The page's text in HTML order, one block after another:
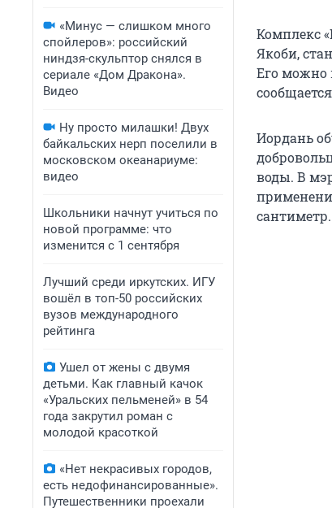
«Минус — слишком много
спойлеров»: российский
ниндзя-скульптор снялся в
сериале «Дом Дракона».
Видео
Ну просто милашки! Двух
байкальских нерп поселили в
московском океанариуме:
видео
Школьники начнут учиться по
новой программе: что
изменится с 1 сентября
Лучший среди иркутских. ИГУ
вошёл в топ-50 российских
вузов международного
рейтинга
Ушел от жены с двумя
детьми. Как главный качок
«Уральских пельменей» в 54
года закрутил роман с
молодой красоткой
«Нет некрасивых городов,
есть недофинансированные».
Путешественники проехали
Комплекс
Якоби,
Его можно
Иордань
воды. В